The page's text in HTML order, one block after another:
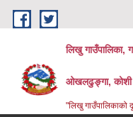
Skip to main content
लिखु गाउँपालिका,
ओखलढुङ्गा, कोशी
"लिखु गाउँपालिकाको